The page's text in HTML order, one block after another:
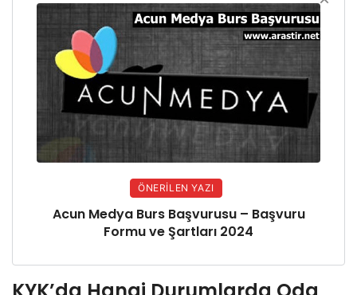
ÖNERILEN YAZI
Acun Medya Burs Başvurusu – Başvuru
Formu ve Şartları 2024